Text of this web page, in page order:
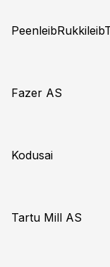
Fazer AS
Kodusai
Tartu Mill AS